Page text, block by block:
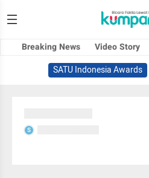
Breaking News Video Story
SATU Indonesia Awards
S